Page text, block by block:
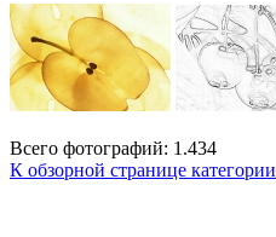
Всего фотографий: 1.434
К обзорной странице категории